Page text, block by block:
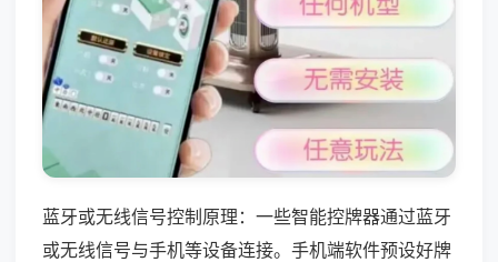
蓝牙或无线信号控制原理：一些智能控牌器通过蓝牙
或无线信号与手机等设备连接。手机端软件预设好牌